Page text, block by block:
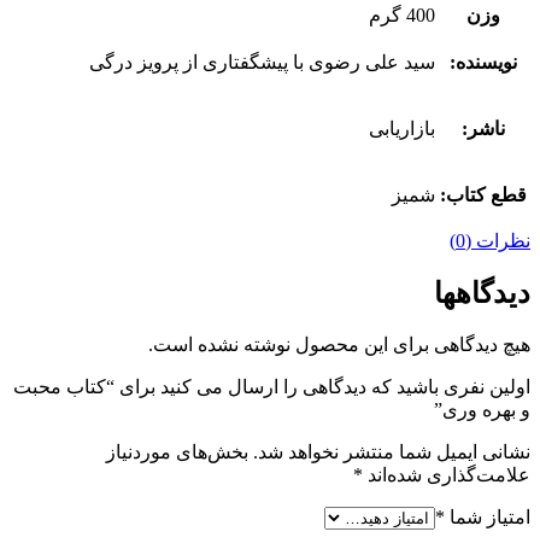
وزن
400 گرم
نویسنده: سید علی رضوی با پیشگفتاری از پرویز درگی
ناشر: بازاریابی
قطع کتاب: شمیز
نظرات (0)
دیدگاهها
هیچ دیدگاهی برای این محصول نوشته نشده است.
اولین نفری باشید که دیدگاهی را ارسال می کنید برای “کتاب محبت
و بهره وری”
نشانی ایمیل شما منتشر نخواهد شد. بخش‌های موردنیاز
علامت‌گذاری شده‌اند *
امتیاز شما *